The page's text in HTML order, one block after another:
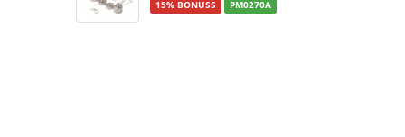
15% BONUSS PM0270A